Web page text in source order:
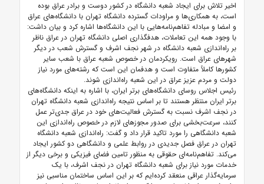
اخیر تلاش برای ایجاد شعبه دانشگاه در کشور دوست و برادر عراق بوده
است، به همکاری‌ها و مراودات گسترده دانشگاه تهران با دانشگاه‌های عراق
و امضا و مبادله تفاهم‌نامه‌هایی با این دانشگاه‌ها اشاره کرد و بیان داشت:
با وجود همه این تعاملات، هدفگذاری اصلی دانشگاه تهران در عراق ناظر
بر راه‌اندازی شعبه دانشگاه در شهر نجف اشرف و گسترش شعب در دیگر
شهرهای عراق است. رویکردمان در خصوص شعبه عراق با شعب سایر
کشورها کاملاً متفاوت است و هدفمان این است که رشته‌های مورد نیاز
دولت و مردم عزیز عراق در این شعبه راه‌اندازی شوند.
رئیس اجلاس روسای دانشگاه‌های برتر ایران، با اشاره به اینکه دانشگاه‌های
برتر ایران منتظر هستند تا بر اساس نتیجه راه‌اندازی شعبه دانشگاه تهران
در نجف اشرف نسبت به گسترش فعالیت‌های خود در عراق جدی‌تر عمل
کنند، سرعت‌بخشی برای صدور مجوزهای لازم در خصوص راه‌اندازی این
شعبه دانشگاهی را مورد تاکید قرار داد و گفت: راه‌اندازی شعبه دانشگاه
تهران در عراق فصل جدیدی در روابط علمی و دانشگاهی دو کشور ایجاد
می‌کند. تفاهم‌نامه‌ای حقوقی به منظور تامین فضای فیزیکی و برخی دیگر از
خدمات مورد نیاز برای شعبه دانشگاه تهران در نجف اشرف، با یک
سرمایه‌گذار عراقی منعقد کرده‌ایم که بر این اساس ساختمان مناسبی نیز